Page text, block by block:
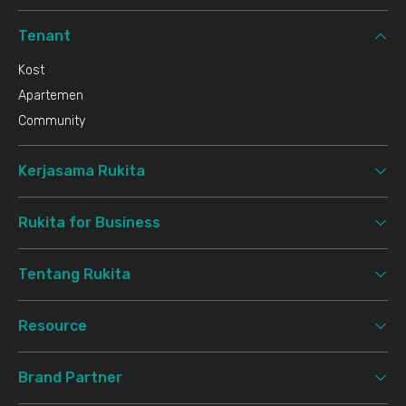
Tenant
Kost
Apartemen
Community
Kerjasama Rukita
Rukita for Business
Tentang Rukita
Resource
Brand Partner